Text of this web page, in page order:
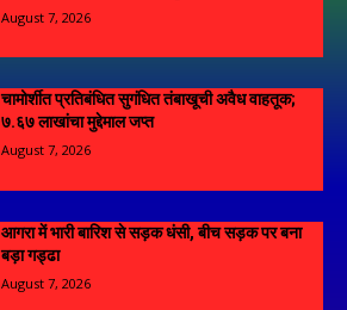
August 7, 2026
चामोर्शीत प्रतिबंधित सुगंधित तंबाखूची अवैध वाहतूक;
₹७.६७ लाखांचा मुद्देमाल जप्त
August 7, 2026
आगरा में भारी बारिश से सड़क धंसी, बीच सड़क पर बना
बड़ा गड्ढा
August 7, 2026